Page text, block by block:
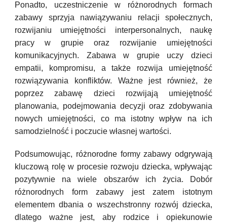
Ponadto, uczestniczenie w różnorodnych formach
zabawy sprzyja nawiązywaniu relacji społecznych,
rozwijaniu umiejętności interpersonalnych, naukę
pracy w grupie oraz rozwijanie umiejętności
komunikacyjnych. Zabawa w grupie uczy dzieci
empatii, kompromisu, a także rozwija umiejętność
rozwiązywania konfliktów. Ważne jest również, że
poprzez zabawę dzieci rozwijają umiejętność
planowania, podejmowania decyzji oraz zdobywania
nowych umiejętności, co ma istotny wpływ na ich
samodzielność i poczucie własnej wartości.
Podsumowując, różnorodne formy zabawy odgrywają
kluczową rolę w procesie rozwoju dziecka, wpływając
pozytywnie na wiele obszarów ich życia. Dobór
różnorodnych form zabawy jest zatem istotnym
elementem dbania o wszechstronny rozwój dziecka,
dlatego ważne jest, aby rodzice i opiekunowie